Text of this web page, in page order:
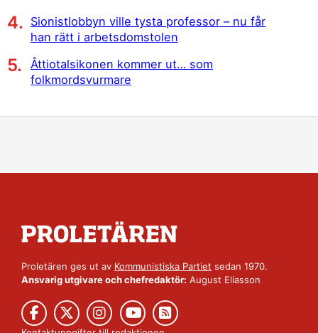
Sionistlobbyn ville tysta professor – nu får
han rätt i arbetsdomstolen
Åttiotalsikonen kommer ut… som
folkmordsvurmare
Proletären ges ut av Kommunistiska Partiet sedan 1970.
Ansvarig utgivare och chefredaktör: August Eliasson